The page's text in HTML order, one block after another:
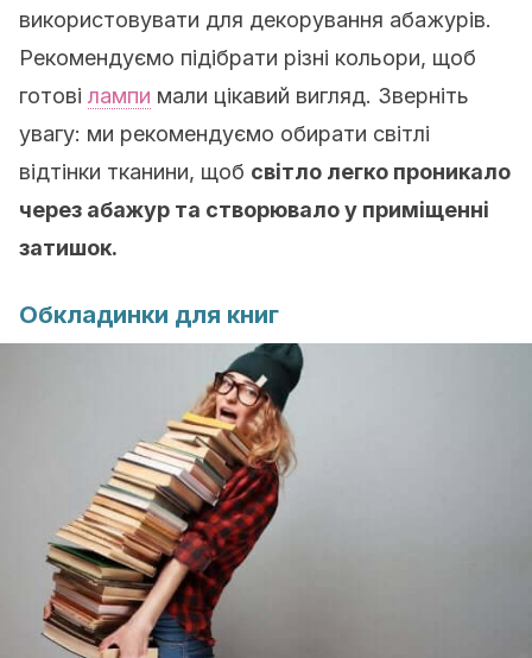
використовувати для декорування абажурів.
Рекомендуємо підібрати різні кольори, щоб
готові лампи мали цікавий вигляд. Зверніть
увагу: ми рекомендуємо обирати світлі
відтінки тканини, щоб світло легко проникало
через абажур та створювало у приміщенні
затишок.
Обкладинки для книг